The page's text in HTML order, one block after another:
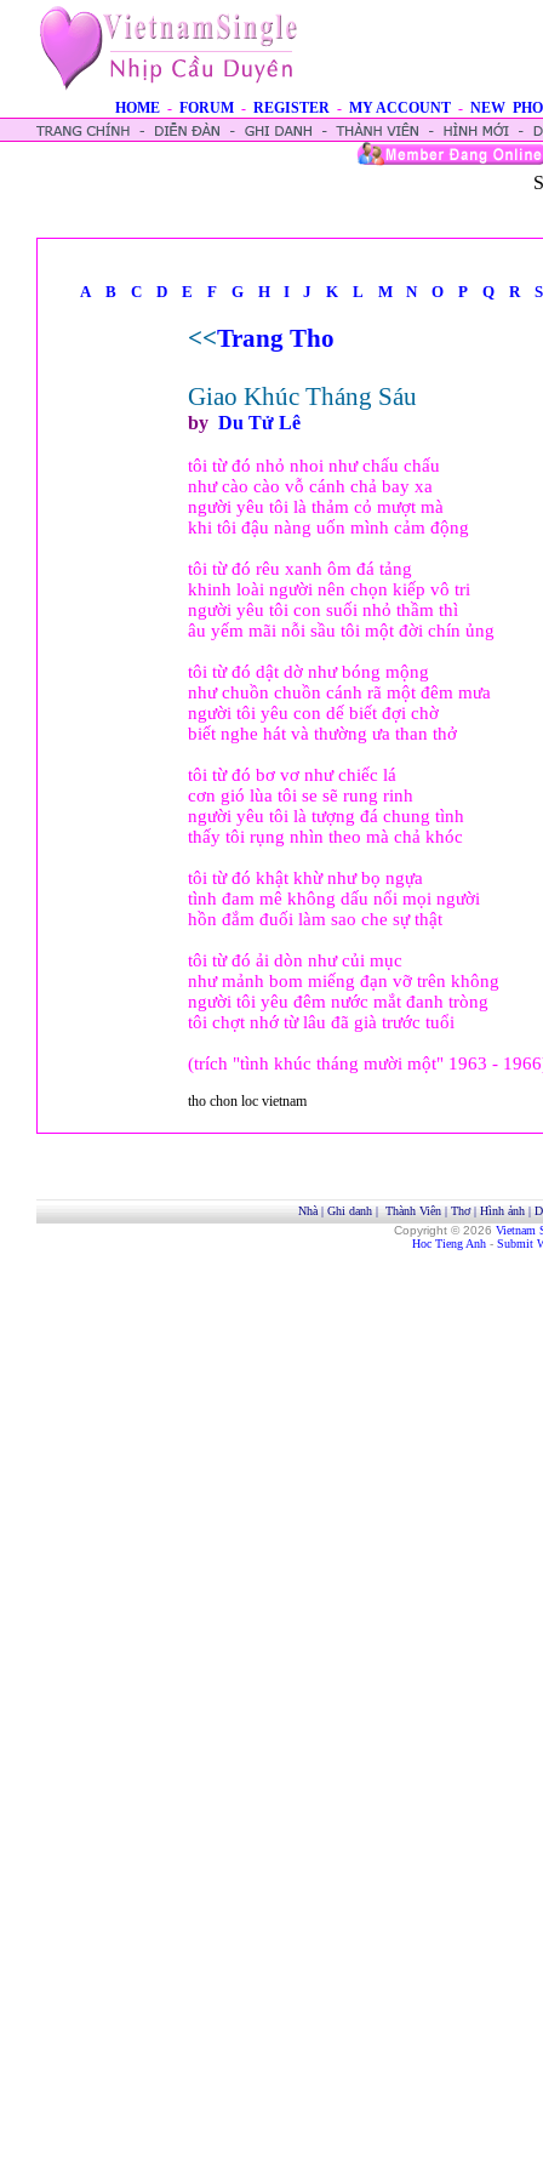
HOME - FORUM - REGISTER - MY ACCOUNT - NEW
A B C D E F G H I J K L M N O P Q R S
<<Trang Tho
Giao Khúc Tháng Sáu
by Du Tử Lê
tôi từ đó nhỏ nhoi như chấu chấu
như cào cào vỗ cánh chả bay xa
người yêu tôi là thảm cỏ mượt mà
khi tôi đậu nàng uốn mình cảm động
tôi từ đó rêu xanh ôm đá tảng
khinh loài người nên chọn kiếp vô tri
người yêu tôi con suối nhỏ thầm thì
âu yếm mãi nỗi sầu tôi một đời chín ủng
tôi từ đó dật dờ như bóng mộng
như chuồn chuồn cánh rã một đêm mưa
người tôi yêu con dế biết đợi chờ
biết nghe hát và thường ưa than thở
tôi từ đó bơ vơ như chiếc lá
cơn gió lùa tôi se sẽ rung rinh
người yêu tôi là tượng đá chung tình
thấy tôi rụng nhìn theo mà chả khóc
tôi từ đó khật khừ như bọ ngựa
tình đam mê không dấu nổi mọi người
hồn đắm đuối làm sao che sự thật
tôi từ đó ải dòn như củi mục
như mảnh bom miếng đạn vỡ trên không
người tôi yêu đêm nước mắt đanh tròng
tôi chợt nhớ từ lâu đã già trước tuổi
(trích "tình khúc tháng mười một" 1963 -
tho chon loc vietnam
Nhà| Ghi danh| Thành Viên| Thơ| Hình ảnh|
Copyright © 2026 Vietnam
Hoc Tieng Anh - Submit